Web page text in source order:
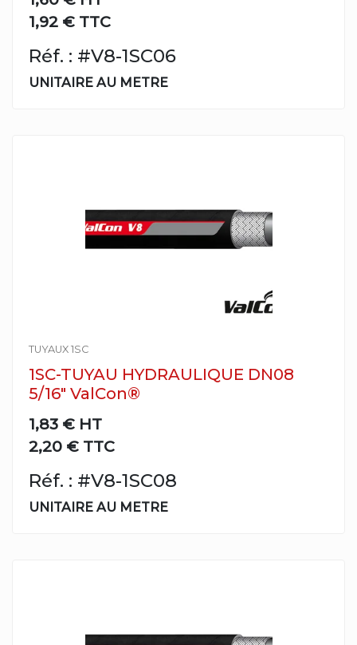
1,92 € TTC
Réf. : #V8-1SC06
UNITAIRE AU METRE
TUYAUX 1SC
1SC-TUYAU HYDRAULIQUE DN08
5/16" ValCon®
1,83 € HT
2,20 € TTC
Réf. : #V8-1SC08
UNITAIRE AU METRE